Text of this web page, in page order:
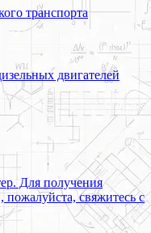
транспорта
двигателей
Для получения
свяжитесь с